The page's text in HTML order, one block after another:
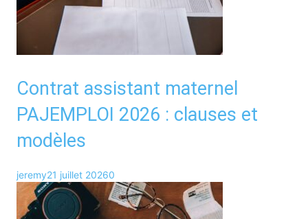
Contrat assistant maternel
PAJEMPLOI 2026 : clauses et
modèles
jeremy21 juillet 20260